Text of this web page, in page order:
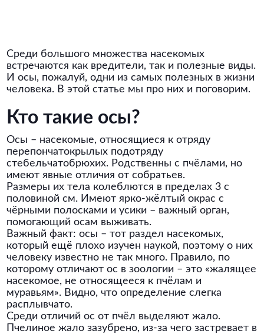
Среди большого множества насекомых
встречаются как вредители, так и полезные виды.
И осы, пожалуй, одни из самых полезных в жизни
человека. В этой статье мы про них и поговорим.
Кто такие осы?
Осы – насекомые, относящиеся к отряду
перепончатокрылых подотряду
стебельчатобрюхих. Родственны с пчёлами, но
имеют явные отличия от собратьев.
Размеры их тела колеблются в пределах 3 с
половиной см. Имеют ярко-жёлтый окрас с
чёрными полосками и усики – важный орган,
помогающий осам выживать.
Важный факт: осы – тот раздел насекомых,
который ещё плохо изучен наукой, поэтому о них
человеку известно не так много. Правило, по
которому отличают ос в зоологии – это «жалящее
насекомое, не относящееся к пчёлам и
муравьям». Видно, что определение слегка
расплывчато.
Среди отличий ос от пчёл выделяют жало.
Пчелиное жало зазубрено, из-за чего застревает в